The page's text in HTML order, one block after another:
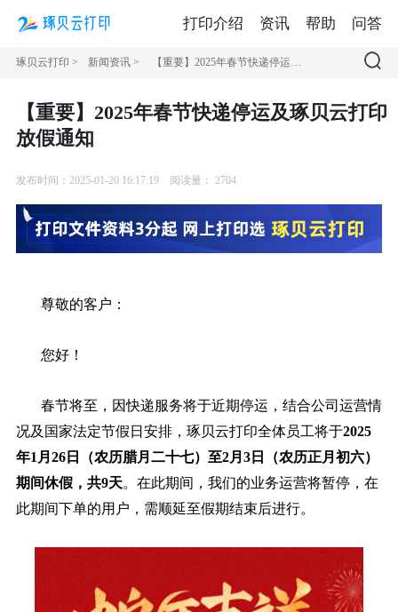
琢贝云打印 > 新闻资讯 >
【重要】2025年春节快递停运及琢贝云打印
放假通知
发布时间：2025-01-20 16:17:19 阅读量： 2704
尊敬的客户：
您好！
春节将至，因快递服务将于近期停运，结合公司运营情
况及国家法定节假日安排，琢贝云打印全体员工将于2025
年1月26日（农历腊月二十七）至2月3日（农历正月初六）
期间休假，共9天。在此期间，我们的业务运营将暂停，在
此期间下单的用户，需顺延至假期结束后进行。
打印介绍 资讯 帮助 问答